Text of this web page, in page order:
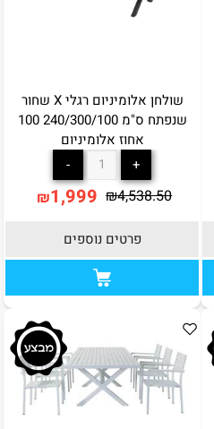
שולחן אלומיניום רגלי X שחור
שנפתח ס"מ 240/300/100 100
אחוז אלומיניום
₪4,538.50
₪1,999
פרטים נוספים